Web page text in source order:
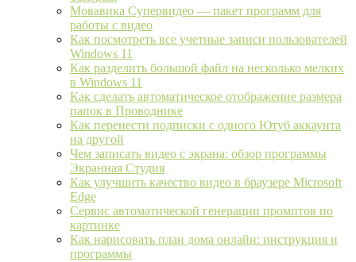
Мовавика Супервидео — пакет программ для
работы с видео
Как посмотреть все учетные записи пользователей
Windows 11
Как разделить большой файл на несколько мелких
в Windows 11
Как сделать автоматическое отображение размера
папок в Проводнике
Как перенести подписки с одного Ютуб аккаунта
на другой
Чем записать видео с экрана: обзор программы
Экранная Студия
Как улучшить качество видео в браузере Microsoft
Edge
Сервис автоматической генерации промптов по
картинке
Как нарисовать план дома онлайн: инструкция и
программы